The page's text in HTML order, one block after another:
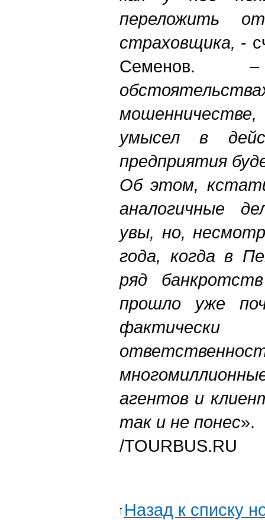
переложить
страховщика, -
умысел в
предприятия
Об этом,
аналогичные
увы, но,
года, когда в
ряд
прошло уже
агентов и
так и не понес».
/TOURBUS.RU
Назад к списку